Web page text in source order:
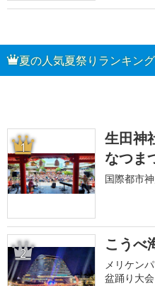
夏の人気夏祭りランキン
1
生田神
なつま
国際都市
2 こうべ
メリケン
盆踊り大会